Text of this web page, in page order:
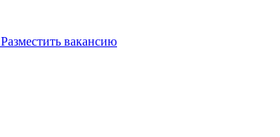
Разместить вакансию